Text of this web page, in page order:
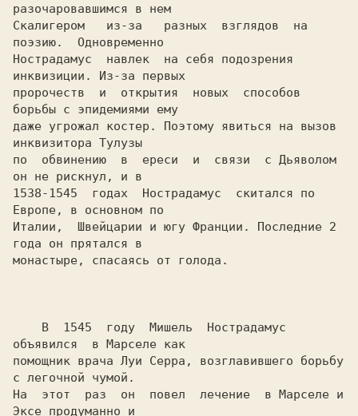
разочаровавшимся в нем
Скалигером   из-за   разных  взглядов  на
поэзию.  Одновременно
Нострадамус  навлек  на себя подозрения
инквизиции. Из-за первых
пророчеств  и  открытия  новых  способов
борьбы с эпидемиями ему
даже угрожал костер. Поэтому явиться на вызов
инквизитора Тулузы
по  обвинению  в  ереси  и  связи  с Дьяволом
он не рискнул, и в
1538-1545  годах  Нострадамус  скитался по
Европе, в основном по
Италии,  Швейцарии и югу Франции. Последние 2
года он прятался в
монастыре, спасаясь от голода.
объявился  в Марселе как
помощник врача Луи Серра, возглавившего борьбу
с легочной чумой.
На  этот  раз  он  повел  лечение  в Марселе и
Эксе продуманно и